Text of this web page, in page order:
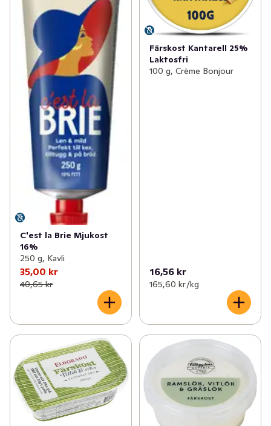
C'est la Brie Mjukost
16%
250 g, Kavli
35,00 kr
40,65 kr
Färskost Kantarell 25%
Laktosfri
100 g, Crème Bonjour
16,56 kr
165,60 kr /kg